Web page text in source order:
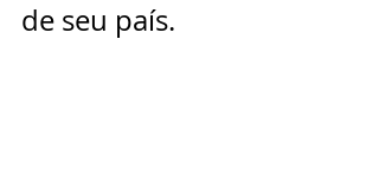
de seu país.